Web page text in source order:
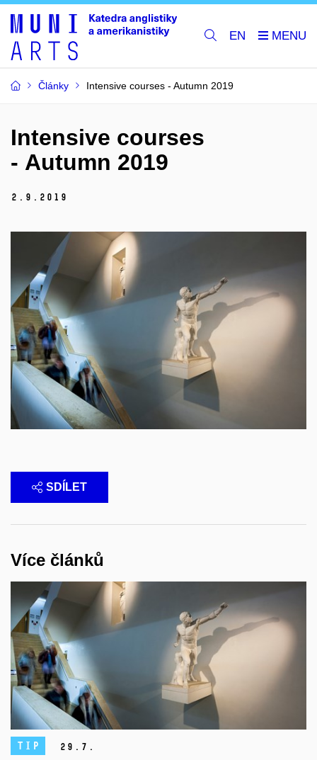
EN
Články Intensive courses - Autumn 2019
Intensive courses
- Autumn 2019
2. 9. 2019
SDÍLET
Více článků
TIP 29. 7.